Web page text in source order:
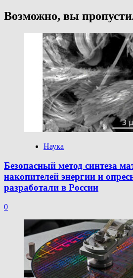
Возможно, вы
Наука
Безопасный метод синтеза
накопителей энергии и
разработали в России
0